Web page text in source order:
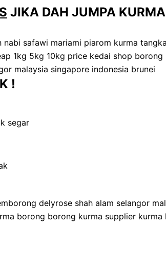
JIKA DAH JUMPA KURMA
!
segar